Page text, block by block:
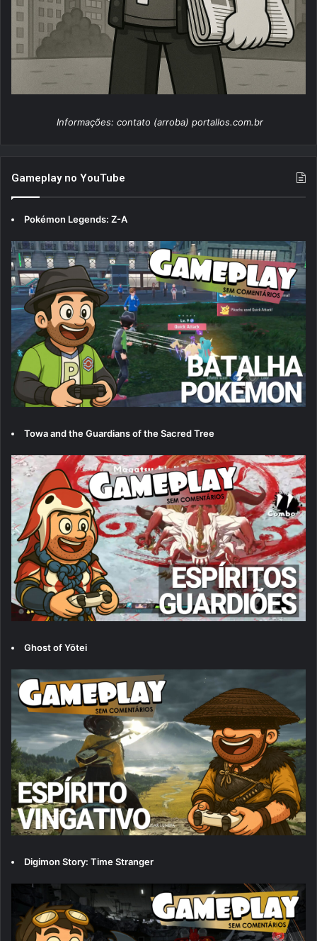
Informações: contato (arroba) portallos.com.br
Gameplay no YouTube
Pokémon Legends: Z-A
Towa and the Guardians of the Sacred Tree
Ghost of Yōtei
Digimon Story: Time Stranger